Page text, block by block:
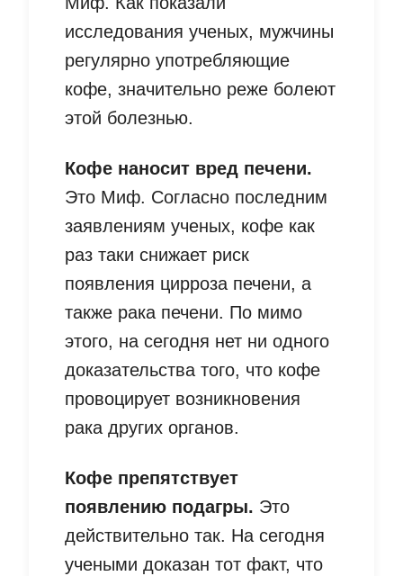
исследования ученых, мужчины
регулярно употребляющие
кофе, значительно реже болеют
этой болезнью.
Кофе наносит вред печени.
Это Миф. Согласно последним
заявлениям ученых, кофе как
раз таки снижает риск
появления цирроза печени, а
также рака печени. По мимо
этого, на сегодня нет ни одного
доказательства того, что кофе
провоцирует возникновения
рака других органов.
Кофе препятствует
появлению подагры. Это
действительно так. На сегодня
учеными доказан тот факт, что